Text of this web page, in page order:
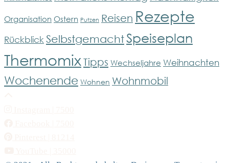
Organisation Ostern Putzen Reisen Rezepte
RückblickSelbstgemachtSpeiseplan
Thermomix Tipps Wechseljahre Weihnachten
Wochenende Wohnen Wohnmobil